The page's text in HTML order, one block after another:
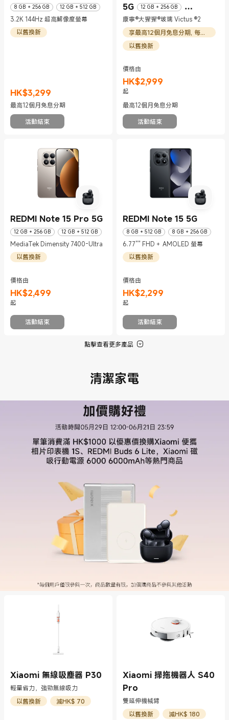
8 GB + 256 GB 12 GB + 512 GB
3.2K 144Hz 超高解像度螢幕
以舊換新
HK$3,299
現價 HK$3299
最高12個月免息分期
活動結束
5G
12 GB + 256 GB
12 GB + 512 GB
康寧®大猩猩®玻璃 Victus ®2
享最高12個月免息分期, 每月HK$250起
以舊換新
價格由
HK$2,999
現價 HK$2999
起
最高12個月免息分期
活動結束
REDMI Note 15 Pro 5G
12 GB + 256 GB 12 GB + 512 GB
MediaTek Dimensity 7400-Ultra
以舊換新
價格由
HK$2,499
現價 HK$2499
起
活動結束
REDMI Note 15 5G
8 GB + 512 GB 8 GB + 256 GB
6.77"" FHD＋ AMOLED 螢幕
以舊換新
價格由
HK$2,299
現價 HK$2299
起
活動結束
點擊查看更多產品
清潔家電
Xiaomi 無線吸塵器 P30
輕量省力，強勁無線吸力
以舊換新
減HK$ 70
Xiaomi 掃拖機器人 S40
Pro
雙延伸機械臂
以舊換新
減HK$ 180